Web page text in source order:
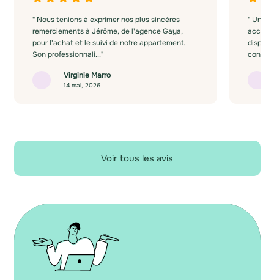
" Nous tenions à exprimer nos plus sincères
remerciements à Jérôme, de l'agence Gaya,
pour l'achat et le suivi de notre appartement.
Son professionnali..."
Virginie Marro
14 mai, 2026
" Un
Voir tous les avis